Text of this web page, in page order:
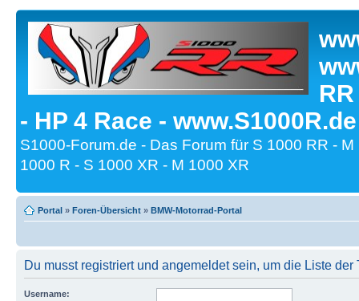
- HP 4 Race -
S1000-Forum.de - Das Forum für S 1000 RR -
1000 R - S 1000 XR - M 1000 XR
Portal » Foren-Übersicht » BMW-Motorrad-Portal
Du musst registriert und angemeldet sein, um die Liste
Username: